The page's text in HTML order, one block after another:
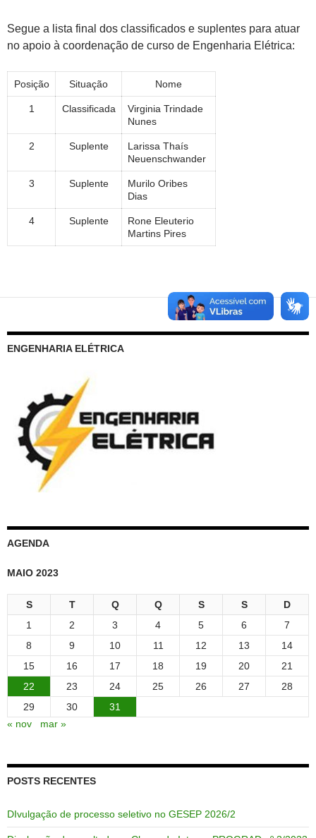
Segue a lista final dos classificados e suplentes para atuar
no apoio à coordenação de curso de Engenharia Elétrica:
Posição Situação Nome
1 Classificada
Virginia Trindade
Nunes
2 Suplente
Larissa Thaís
Neuenschwander
3 Suplente
Murilo Oribes
Dias
4 Suplente
Rone Eleuterio
Martins Pires
ENGENHARIA ELÉTRICA
AGENDA
MAIO 2023
S T Q Q S S
D
1
2 3 4 5 6
7
8
9 10 11 12 13
14
15
16 17 18 19 20
21
22
23 24 25 26 27
28
29
30
31
« nov
mar »
POSTS RECENTES
DIvulgação de processo seletivo no GESEP 2026/2